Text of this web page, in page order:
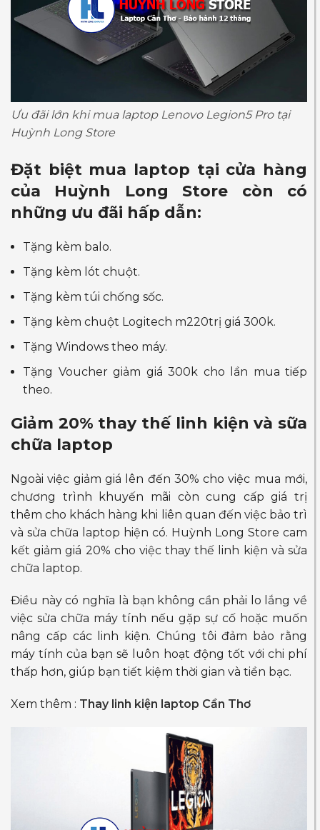
Ưu đãi lớn khi mua laptop Lenovo Legion5 Pro tại
Huỳnh Long Store
Đặt biệt mua laptop tại cửa hàng
của Huỳnh Long Store còn có
những ưu đãi hấp dẫn:
Tặng kèm balo.
Tặng kèm lót chuột.
Tặng kèm túi chống sốc.
Tặng kèm chuột Logitech m220trị giá 300k.
Tặng Windows theo máy.
Tặng Voucher giảm giá 300k cho lần mua tiếp
theo.
Giảm 20% thay thế linh kiện và sữa
chữa laptop
Ngoài việc giảm giá lên đến 30% cho việc mua mới,
chương trình khuyến mãi còn cung cấp giá trị
thêm cho khách hàng khi liên quan đến việc bảo trì
và sửa chữa laptop hiện có. Huỳnh Long Store cam
kết giảm giá 20% cho việc thay thế linh kiện và sửa
chữa laptop.
Điều này có nghĩa là bạn không cần phải lo lắng về
việc sửa chữa máy tính nếu gặp sự cố hoặc muốn
nâng cấp các linh kiện. Chúng tôi đảm bảo rằng
máy tính của bạn sẽ luôn hoạt động tốt với chi phí
thấp hơn, giúp bạn tiết kiệm thời gian và tiền bạc.
Xem thêm : Thay linh kiện laptop Cần Thơ